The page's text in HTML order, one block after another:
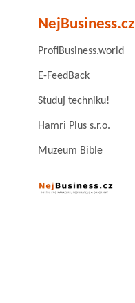
NejBusiness.cz
ProfiBusiness.world
E-FeedBack
Studuj techniku!
Hamri Plus s.r.o.
Muzeum Bible